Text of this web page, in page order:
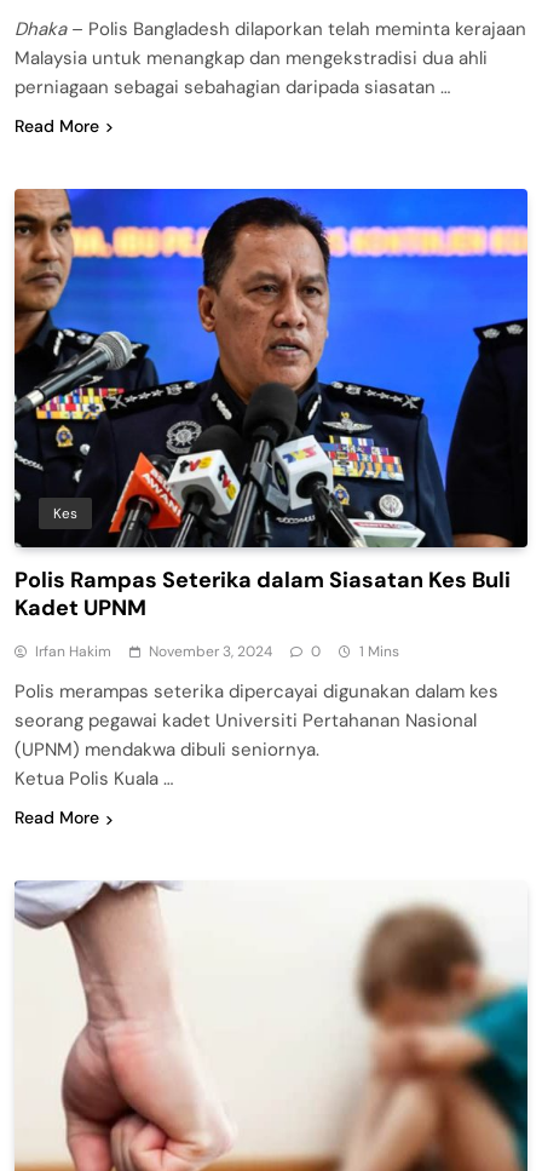
Dhaka– Polis Bangladesh dilaporkan telah meminta kerajaan
Malaysia untuk menangkap dan mengekstradisi dua ahli
perniagaan sebagai sebahagian daripada siasatan …
Read More
Kes
Polis Rampas Seterika dalam Siasatan Kes Buli
Kadet UPNM
Irfan Hakim November 3, 2024 0 1 Mins
Polis merampas seterika dipercayai digunakan dalam kes
seorang pegawai kadet Universiti Pertahanan Nasional
(UPNM) mendakwa dibuli seniornya.
Ketua Polis Kuala …
Read More